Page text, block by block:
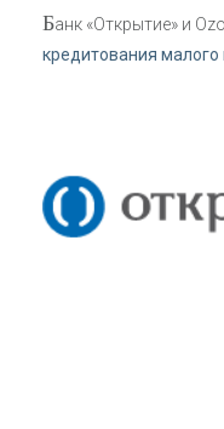
Банк «Открытие» и
кредитования малого